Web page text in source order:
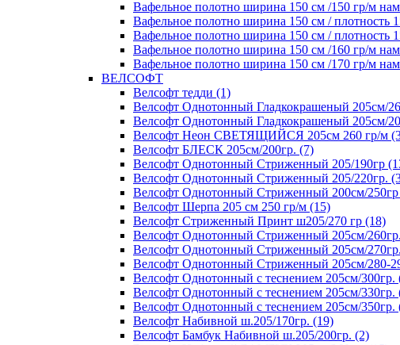
Вафельное полотно ширина 150 см /150 гр/м
Вафельное полотно ширина 150 см / плотность
Вафельное полотно ширина 150 см / плотность
Вафельное полотно ширина 150 см /160 гр/м
Вафельное полотно ширина 150 см /170 гр/м
ВЕЛСОФТ
Велсофт тедди (1)
Велсофт Однотонный Гладкокрашеный 205см/
Велсофт Однотонный Гладкокрашеный 205см/
Велсофт Неон СВЕТЯЩИЙСЯ 205см 260 гр/м
Велсофт БЛЕСК 205см/200гр. (7)
Велсофт Однотонный Стриженный 205/190гр
Велсофт Однотонный Стриженный 205/220гр.
Велсофт Однотонный Стриженный 200см/250гр
Велсофт Шерпа 205 см 250 гр/м (15)
Велсофт Стриженный Принт ш205/270 гр (18)
Велсофт Однотонный Стриженный 205см/
Велсофт Однотонный Стриженный 205см/
Велсофт Однотонный Стриженный 205см/280-
Велсофт Однотонный с теснением 205см/300гр.
Велсофт Однотонный с теснением 205см/330гр.
Велсофт Однотонный с теснением 205см/350гр.
Велсофт Набивной ш.205/170гр. (19)
Велсофт Бамбук Набивной ш.205/200гр. (2)